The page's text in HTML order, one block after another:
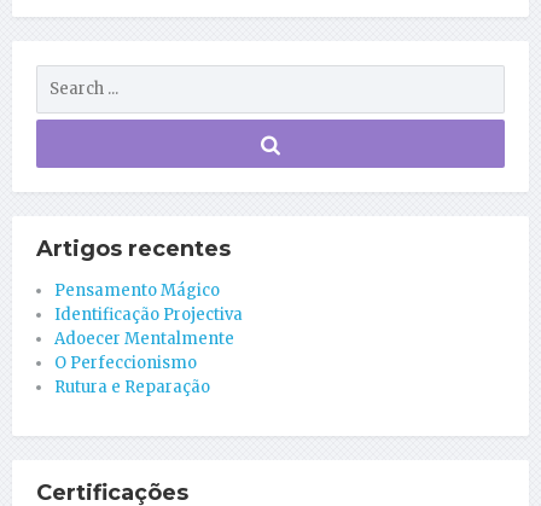
Artigos recentes
Pensamento Mágico
Identificação Projectiva
Adoecer Mentalmente
O Perfeccionismo
Rutura e Reparação
Certificações